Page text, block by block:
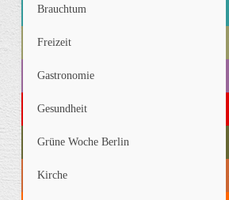
Brauchtum
Freizeit
Gastronomie
Gesundheit
Grüne Woche Berlin
Kirche